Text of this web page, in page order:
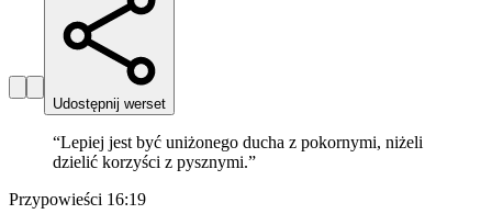
Udostępnij werset
“Lepiej jest być uniżonego ducha z pokornymi, niżeli
dzielić korzyści z pysznymi.”
Przypowieści 16:19